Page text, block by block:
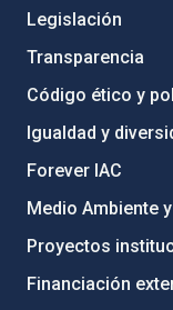
Legislación
Transparencia
Código ético y
Igualdad y
Forever IAC
Medio Ambiente
Proyectos
Financiación